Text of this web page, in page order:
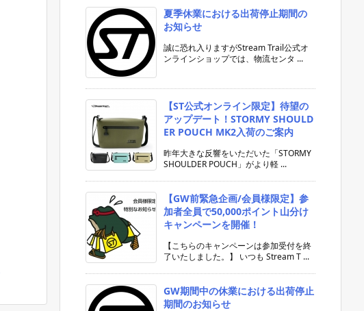
夏季休業における出荷停止期間の
お知らせ
誠に恐れ入りますがStream Trail公式オ
ンラインショップでは、物流センタ ...
【ST公式オンライン限定】待望の
アップデート！STORMY SHOULD
ER POUCH MK2入荷のご案内
昨年大きな反響をいただいた「STORMY
SHOULDER POUCH」がより軽 ...
【GW前緊急企画/会員様限定】参
加者全員で50,000ポイント山分け
キャンペーンを開催！
【こちらのキャンペーンは参加受付を終
了いたしました。】 いつも Stream T ...
GW期間中の休業における出荷停止
期間のお知らせ